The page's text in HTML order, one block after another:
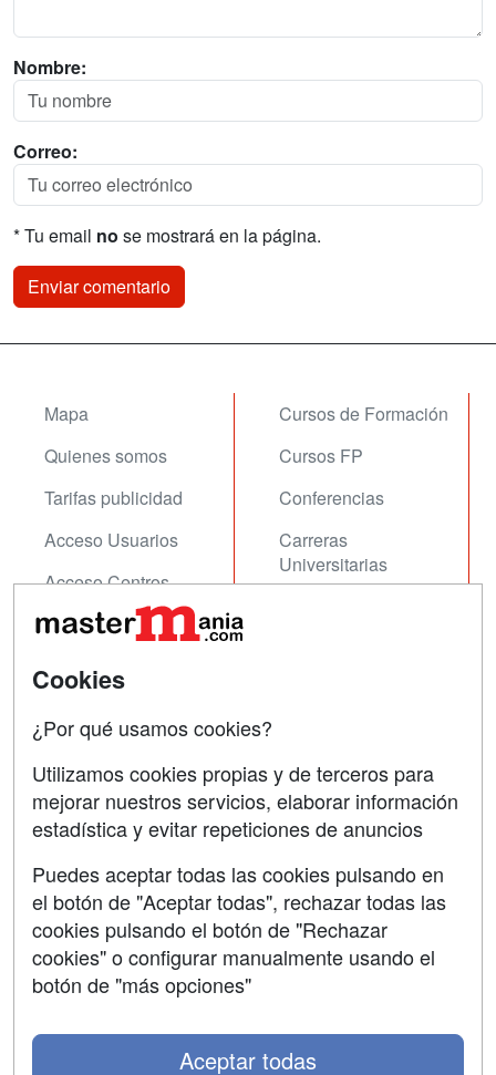
Nombre:
Correo:
* Tu email no se mostrará en la página.
Mapa
Quienes somos
Tarifas publicidad
Acceso Usuarios
Acceso Centros
Cursos de Formación
Cursos FP
Conferencias
Carreras
Universitarias
Contactar
Copyleft
Grupo formazion:
Cookies
¿Por qué usamos cookies?
Utilizamos cookies propias y de terceros para
mejorar nuestros servicios, elaborar información
estadística y evitar repeticiones de anuncios
Puedes aceptar todas las cookies pulsando en
el botón de "Aceptar todas", rechazar todas las
cookies pulsando el botón de "Rechazar
cookies" o configurar manualmente usando el
botón de "más opciones"
Aceptar todas